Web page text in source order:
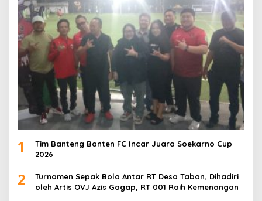
1
Tim Banteng Banten FC Incar Juara Soekarno Cup
2026
2
Turnamen Sepak Bola Antar RT Desa Taban, Dihadiri
oleh Artis OVJ Azis Gagap, RT 001 Raih Kemenangan